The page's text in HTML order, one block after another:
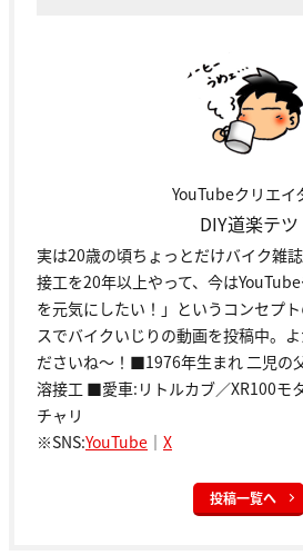
YouTubeクリエイ
DIY道楽テツ
実は20歳の頃ちょっとだけバイク雑
接工を20年以上やって、今は
を元気にしたい！」というコンセプ
スでバイクいじりの動画を投稿中。
ださいね～！■1976年生まれ 二児の
溶接工 ■愛車:リトルカブ／XR100モ
チャリ
※SNS:YouTube ｜ X
投稿一覧へ